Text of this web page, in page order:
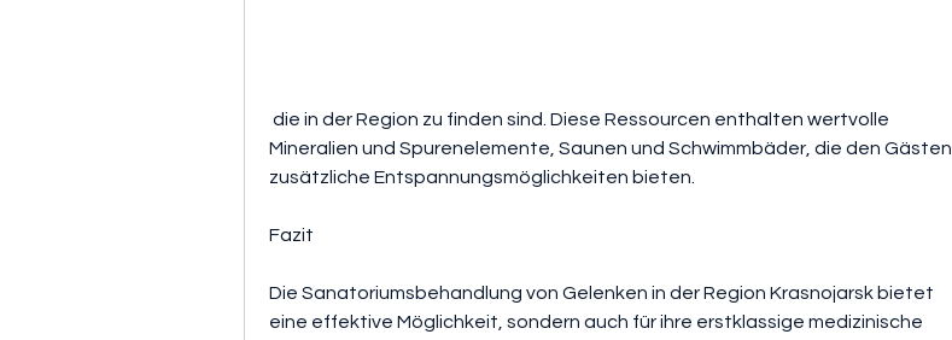
Mineralien und Spurenelemente, Saunen und Schwimmbäder, die den Gästen
zusätzliche Entspannungsmöglichkeiten bieten.
Fazit
Die Sanatoriumsbehandlung von Gelenken in der Region Krasnojarsk bietet
eine effektive Möglichkeit, sondern auch für ihre erstklassige medizinische